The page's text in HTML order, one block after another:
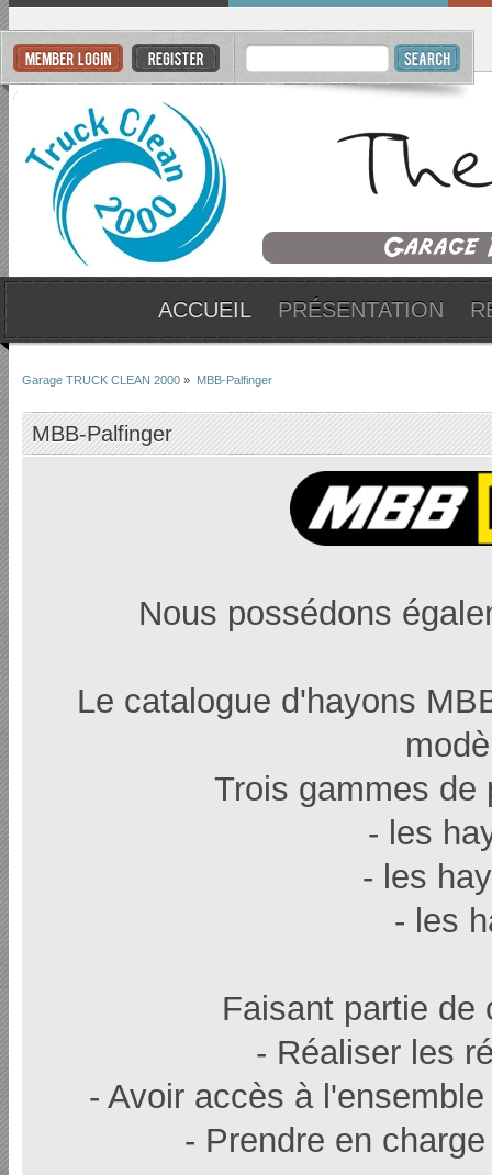
ACCUEIL PRÉSENTATION
Garage TRUCK CLEAN 2000 » MBB-Palfinger
MBB-Palfinger
Nous possédons
Le catalogue d'hayons
Trois gammes de
- les
- les
- les
Faisant partie de
- Réaliser les
- Avoir accès à
- Prendre en